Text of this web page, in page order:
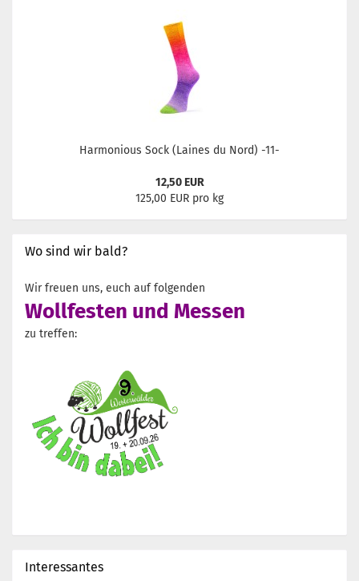
Harmonious Sock (Laines du Nord) -11-
12,50 EUR
125,00 EUR pro kg
Wo sind wir bald?
Wir freuen uns, euch auf folgenden
Wollfesten und Messen
zu treffen:
Interessantes